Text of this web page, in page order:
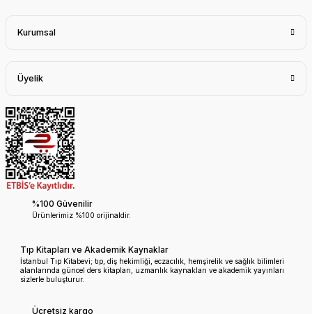
Kurumsal
Üyelik
%100 Güvenilir
Ürünlerimiz %100 orijinaldir.
Tıp Kitapları ve Akademik Kaynaklar
İstanbul Tıp Kitabevi; tıp, diş hekimliği, eczacılık, hemşirelik ve sağlık bilimleri
alanlarında güncel ders kitapları, uzmanlık kaynakları ve akademik yayınları
sizlerle buluşturur.
Ücretsiz kargo